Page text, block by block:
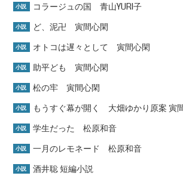
小説 コラージュの国 青山YURI子
小説 ど、泥卍 寅間心閑
小説 オトコは遅々として 寅間心閑
小説 助平ども 寅間心閑
小説 松の牢 寅間心閑
小説 もうすぐ幕が開く 大畑ゆかり原案 寅
小説 学生だった 松原和音
小説 一月のレモネード 松原和音
小説 酒井聡 短編小説